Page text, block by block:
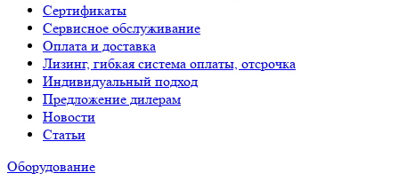
Сертификаты
Сервисное обслуживание
Оплата и доставка
Лизинг, гибкая система оплаты, отсрочка
Индивидуальный подход
Предложение дилерам
Новости
Статьи
Оборудование